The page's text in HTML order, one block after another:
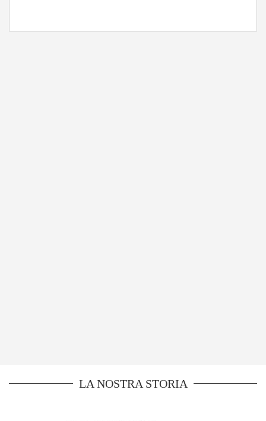
LA NOSTRA STORIA